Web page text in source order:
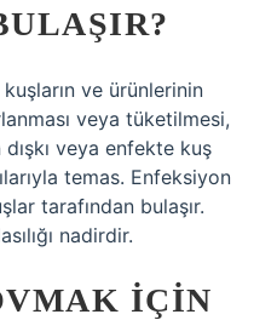
ve ürünlerinin
veya tüketilmesi,
dışkı veya enfekte kuş
temas. Enfeksiyon
tarafından bulaşır.
nadirdir.
IÇIN